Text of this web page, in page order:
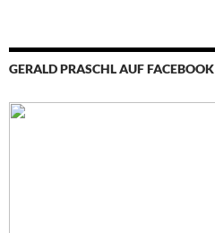
GERALD PRASCHL AUF FACEBOOK